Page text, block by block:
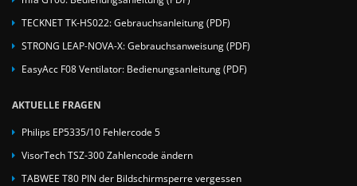
TECKNET TK-HS022: Gebrauchsanleitung (PDF)
STRONG LEAP-NOVA-X: Gebrauchsanweisung (PDF)
EasyAcc F08 Ventilator: Bedienungsanleitung (PDF)
AKTUELLE FRAGEN
Philips EP5335/10 Fehlercode 5
VisorTech TSZ-300 Zahlencode ändern
TABWEE T80 PIN der Bildschirmsperre vergessen